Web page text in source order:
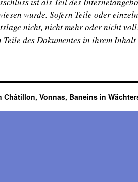
wurde. Sofern Teile oder
nicht, nicht mehr oder nicht
des Dokumentes in ihrem
Châtillon, Vonnas, Baneins in